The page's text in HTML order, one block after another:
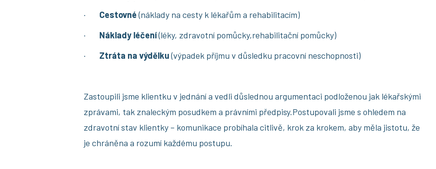
· Cestovné(náklady na cesty k lékařům a rehabilitacím)
· Náklady léčení(léky, zdravotní pomůcky,rehabilitační pomůcky)
· Ztráta na výdělku(výpadek příjmu v důsledku pracovní neschopnosti)
Zastoupili jsme klientku v jednání a vedli důslednou argumentaci podloženou jak lékařskými
zprávami, tak znaleckým posudkem a právními předpisy.Postupovali jsme s ohledem na
zdravotní stav klientky – komunikace probíhala citlivě, krok za krokem, aby měla jistotu, že
je chráněna a rozumí každému postupu.